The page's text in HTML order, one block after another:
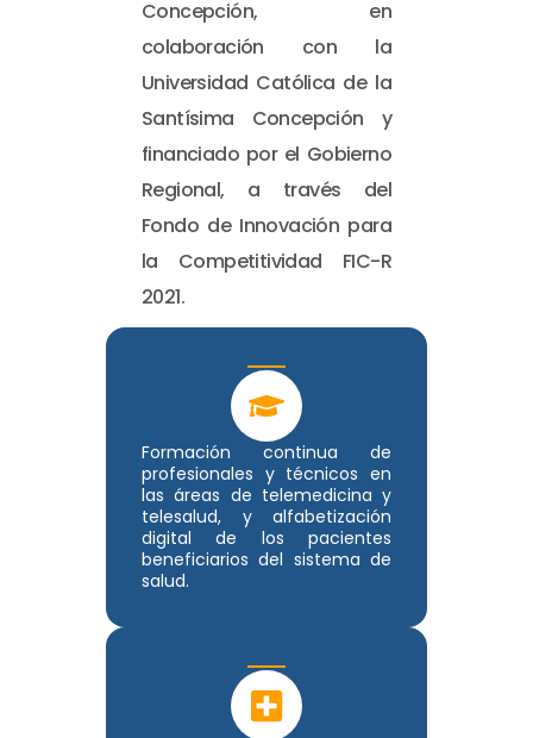
Formación continua de
profesionales y técnicos en
las áreas de telemedicina y
telesalud, y alfabetización
digital de los pacientes
beneficiarios del sistema de
salud.
Concepción, en
colaboración con la
Universidad Católica de la
Santísima Concepción y
financiado por el Gobierno
Regional, a través del
Fondo de Innovación para
la Competitividad FIC-R
2021.